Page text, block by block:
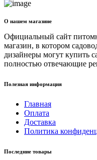
О нашем магазине
Официальный сайт
магазин, в котором
дизайнеры могут купить
полностью отвечающие
Полезная информация
Главная
Оплата
Доставка
Политика
Последние товары